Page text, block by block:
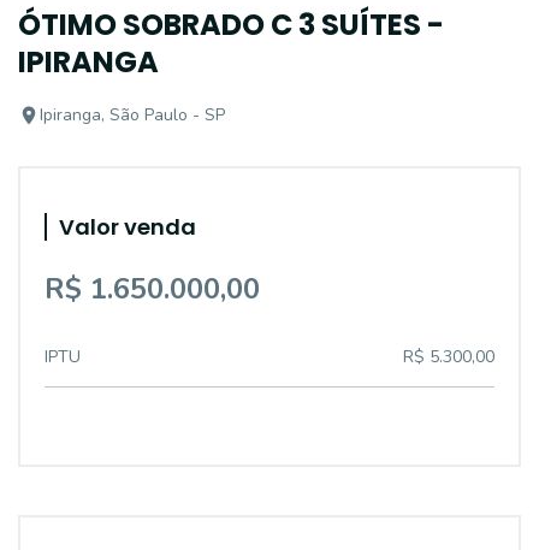
ÓTIMO SOBRADO C 3 SUÍTES -
IPIRANGA
Ipiranga, São Paulo - SP
Valor venda
R$ 1.650.000,00
IPTU R$ 5.300,00